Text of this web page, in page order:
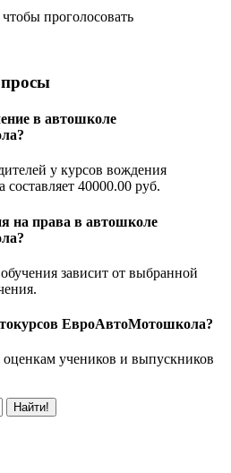
чтобы проголосовать
в автошколе
у курсов вождения
40000.00 руб.
на права в автошколе
зависит от выбранной
ЕвроАвтоМотошкола?
учеников и выпускников
Найти!